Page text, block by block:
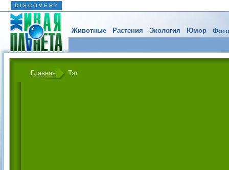
D I S C O V E R Y
Животные Растения Экология Юмор
Главная Тэг